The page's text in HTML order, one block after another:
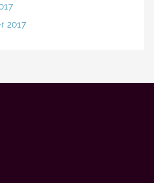
2017